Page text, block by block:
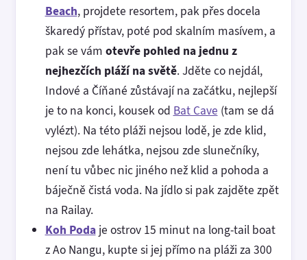
Beach, projdete resortem, pak přes docela
škaredý přístav, poté pod skalním masívem, a
pak se vám otevře pohled na jednu z
nejhezčích pláží na světě. Jděte co nejdál,
Indové a Číňané zůstávají na začátku, nejlepší
je to na konci, kousek od Bat Cave (tam se dá
vylézt). Na této pláži nejsou lodě, je zde klid,
nejsou zde lehátka, nejsou zde slunečníky,
není tu vůbec nic jiného než klid a pohoda a
báječně čistá voda. Na jídlo si pak zajděte zpět
na Railay.
Koh Podaje ostrov 15 minut na long-tail boat
z Ao Nangu, kupte si jej přímo na pláži za 300